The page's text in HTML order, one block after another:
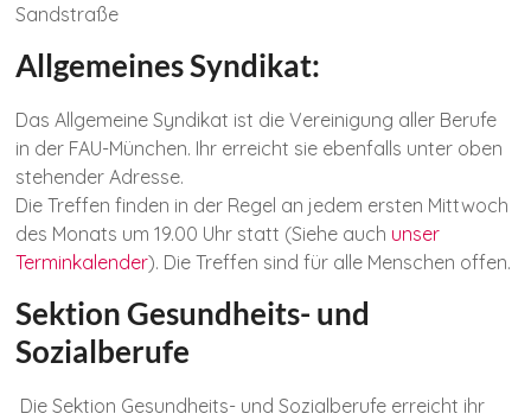
Sandstraße
Allgemeines Syndikat:
Das Allgemeine Syndikat ist die Vereinigung aller Berufe
in der FAU-München. Ihr erreicht sie ebenfalls unter oben
stehender Adresse.
Die Treffen finden in der Regel an jedem ersten Mittwoch
des Monats um 19.00 Uhr statt (Siehe auch unser
Terminkalender). Die Treffen sind für alle Menschen offen.
Sektion Gesundheits- und
Sozialberufe
Die Sektion Gesundheits- und Sozialberufe erreicht ihr